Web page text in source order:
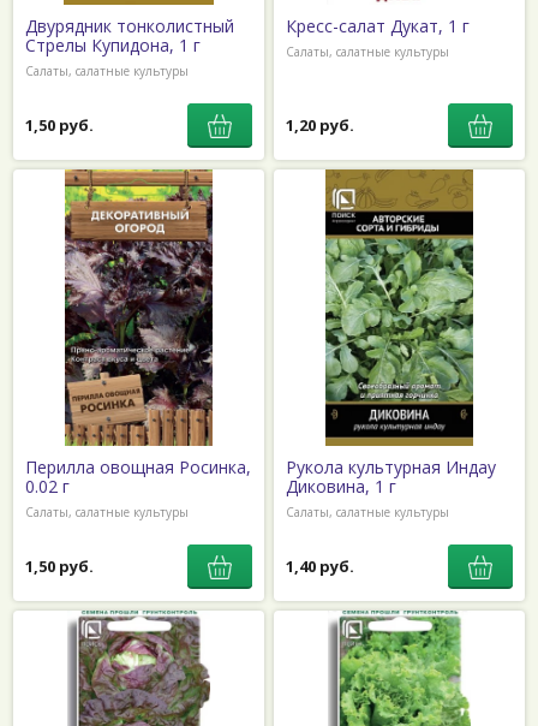
Двурядник тонколистный
Стрелы Купидона, 1 г
Салаты, салатные культуры
1,50 руб.
Кресс-салат Дукат, 1 г
Салаты, салатные культуры
1,20 руб.
Перилла овощная Росинка,
0.02 г
Салаты, салатные культуры
1,50 руб.
Рукола культурная Индау
Диковина, 1 г
Салаты, салатные культуры
1,40 руб.